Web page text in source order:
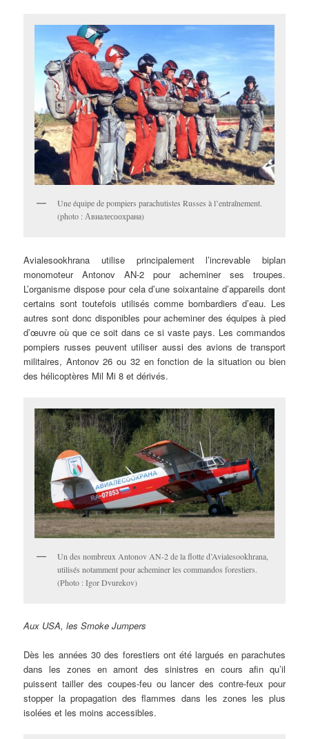
Une équipe de pompiers parachutistes Russes à l’entraînement.
(photo : Авиалесоохрана)
Avialesookhrana utilise principalement l’increvable biplan
monomoteur Antonov AN-2 pour acheminer ses troupes.
L’organisme dispose pour cela d’une soixantaine d’appareils dont
certains sont toutefois utilisés comme bombardiers d’eau. Les
autres sont donc disponibles pour acheminer des équipes à pied
d’œuvre où que ce soit dans ce si vaste pays. Les commandos
pompiers russes peuvent utiliser aussi des avions de transport
militaires, Antonov 26 ou 32 en fonction de la situation ou bien
des hélicoptères Mil Mi 8 et dérivés.
Un des nombreux Antonov AN-2 de la flotte d’Avialesookhrana,
utilisés notamment pour acheminer les commandos forestiers.
(Photo : Igor Dvurekov)
Aux USA, les Smoke Jumpers
Dès les années 30 des forestiers ont été largués en parachutes
dans les zones en amont des sinistres en cours afin qu’il
puissent tailler des coupes-feu ou lancer des contre-feux pour
stopper la propagation des flammes dans les zones les plus
isolées et les moins accessibles.